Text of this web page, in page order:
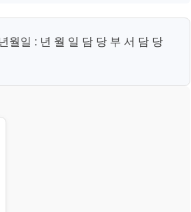
월일 : 년 월 일 담 당 부 서 담 당